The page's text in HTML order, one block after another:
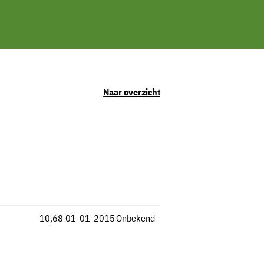
Naar overzicht
Onbekend
10,68 -
01-01-2015